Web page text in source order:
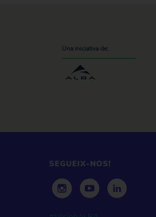
Una iniciativa de:
SEGUEIX-NOS!